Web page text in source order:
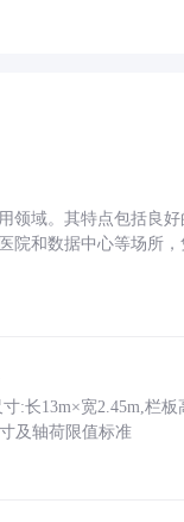
领域。其特点包括良
院和数据中心等场所
:长13m×宽2.45m,栏
及轴荷限值标准